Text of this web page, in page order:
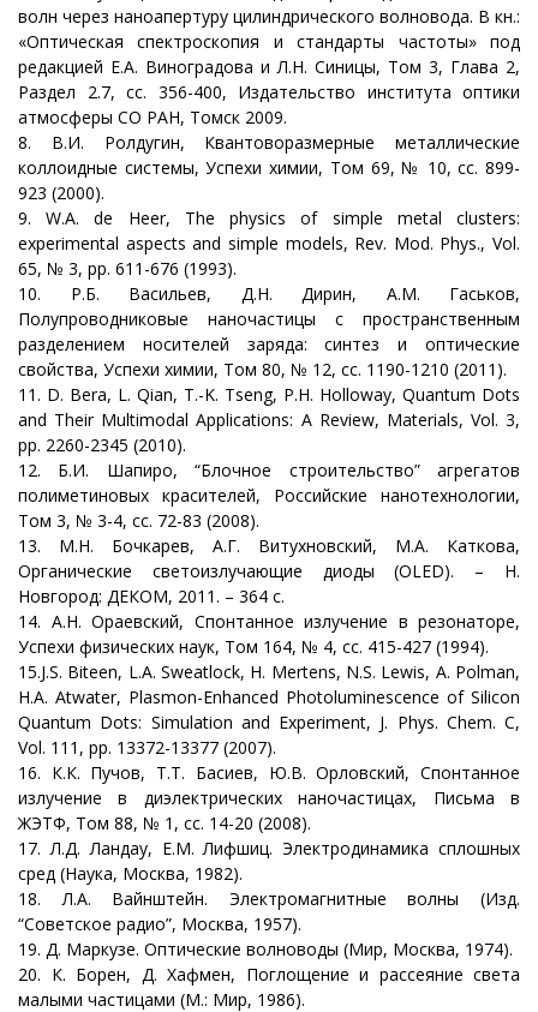
волн через наноапертуру цилиндрического волновода. В кн.:
«Оптическая спектроскопия и стандарты частоты» под
редакцией Е.А. Виноградова и Л.Н. Синицы, Том 3, Глава 2,
Раздел 2.7, сс. 356-400, Издательство института оптики
атмосферы СО РАН, Томск 2009.
8. В.И. Ролдугин, Квантоворазмерные металлические
коллоидные системы, Успехи химии, Том 69, № 10, сс. 899-
923 (2000).
9. W.A. de Heer, The physics of simple metal clusters:
experimental aspects and simple models, Rev. Mod. Phys., Vol.
65, № 3, pp. 611-676 (1993).
10. Р.Б. Васильев, Д.Н. Дирин, А.М. Гаськов,
Полупроводниковые наночастицы с пространственным
разделением носителей заряда: синтез и оптические
свойства, Успехи химии, Том 80, № 12, сс. 1190-1210 (2011).
11. D. Bera, L. Qian, T.-K. Tseng, P.H. Holloway, Quantum Dots
and Their Multimodal Applications: A Review, Materials, Vol. 3,
pp. 2260-2345 (2010).
12. Б.И. Шапиро, “Блочное строительство” агрегатов
полиметиновых красителей, Российские нанотехнологии,
Том 3, № 3-4, сc. 72-83 (2008).
13. М.Н. Бочкарев, А.Г. Витухновский, М.А. Каткова,
Органические светоизлучающие диоды (OLED). – Н.
Новгород: ДЕКОМ, 2011. – 364 с.
14. А.Н. Ораевский, Спонтанное излучение в резонаторе,
Успехи физических наук, Том 164, № 4, сс. 415-427 (1994).
15.J.S. Biteen, L.A. Sweatlock, H. Mertens, N.S. Lewis, A. Polman,
H.A. Atwater, Plasmon-Enhanced Photoluminescence of Silicon
Quantum Dots: Simulation and Experiment, J. Phys. Chem. C,
Vol. 111, pp. 13372-13377 (2007).
16. К.К. Пучов, Т.Т. Басиев, Ю.В. Орловский, Спонтанное
излучение в диэлектрических наночастицах, Письма в
ЖЭТФ, Том 88, № 1, сс. 14-20 (2008).
17. Л.Д. Ландау, Е.М. Лифшиц. Электродинамика сплошных
сред (Наука, Москва, 1982).
18. Л.А. Вайнштейн. Электромагнитные волны (Изд.
“Советское радио”, Москва, 1957).
19. Д. Маркузе. Оптические волноводы (Мир, Москва, 1974).
20. К. Борен, Д. Хафмен, Поглощение и рассеяние света
малыми частицами (М.: Мир, 1986).